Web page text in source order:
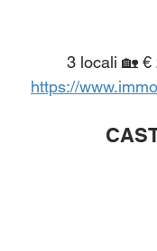
3
https://